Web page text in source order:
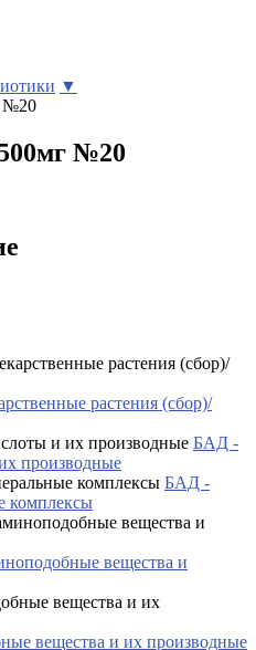
▼
№20
№20
растения (сбор)/
БАД -
производные
БАД -
комплексы
вещества и
вещества и их производные